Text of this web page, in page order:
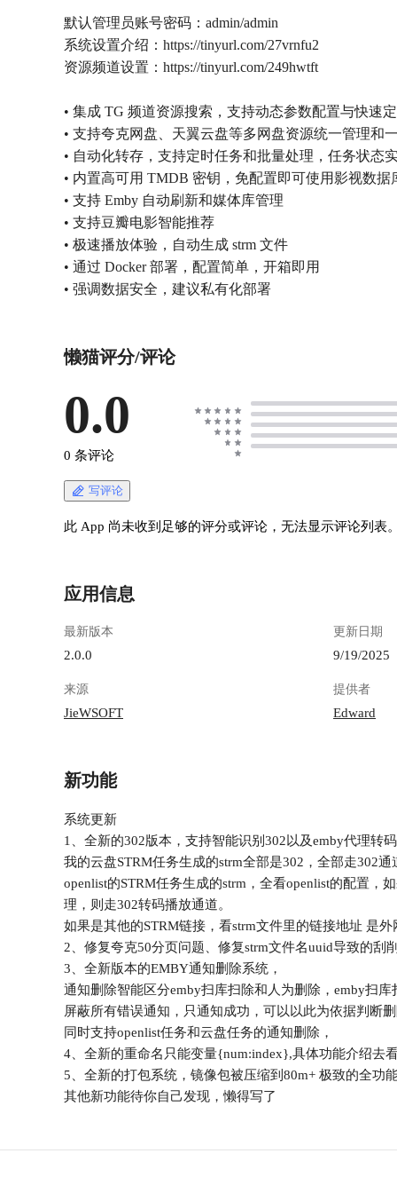
默认管理员账号密码：admin/admin
系统设置介绍：https://tinyurl.com/27vrnfu2
资源频道设置：https://tinyurl.com/249hwtft
• 集成 TG 频道资源搜索，支持动态参数配置与快速
• 支持夸克网盘、天翼云盘等多网盘资源统一管理和
• 自动化转存，支持定时任务和批量处理，任务状态
• 内置高可用 TMDB 密钥，免配置即可使用影视数据
• 支持 Emby 自动刷新和媒体库管理
• 支持豆瓣电影智能推荐
• 极速播放体验，自动生成 strm 文件
• 通过 Docker 部署，配置简单，开箱即用
• 强调数据安全，建议私有化部署
懒猫评分/评论
0.0
0 条评论
写评论
此 App 尚未收到足够的评分或评论，无法显示评论列表
应用信息
最新版本
2.0.0
更新日期
9/19/2025
来源
JieWSOFT
提供者
Edward
新功能
系统更新
1、全新的302版本，支持智能识别302以及emby代理转
我的云盘STRM任务生成的strm全部是302，全部走302通
openlist的STRM任务生成的strm，全看openlist的配置，
理，则走302转码播放通道。
如果是其他的STRM链接，看strm文件里的链接地址 是
2、修复夸克50分页问题、修复strm文件名uuid导致的刮
3、全新版本的EMBY通知删除系统，
通知删除智能区分emby扫库扫除和人为删除，emby扫
屏蔽所有错误通知，只通知成功，可以以此为依据判断
同时支持openlist任务和云盘任务的通知删除，
4、全新的重命名只能变量{num:index},具体功能介绍去
5、全新的打包系统，镜像包被压缩到80m+ 极致的全功
其他新功能待你自己发现，懒得写了